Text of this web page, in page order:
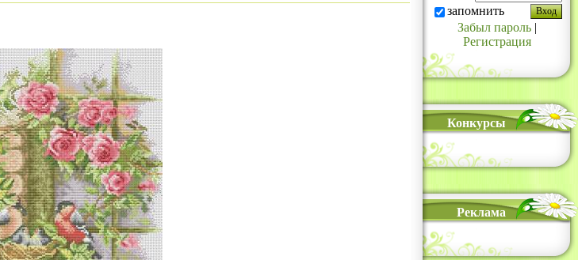
запомнить
Забыл пароль|
Регистрация
Конкурсы
Реклама